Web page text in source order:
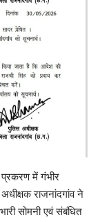
प्रकरण में गंभीर
राजनांदगांव ने
सोमनी एवं संबंधित